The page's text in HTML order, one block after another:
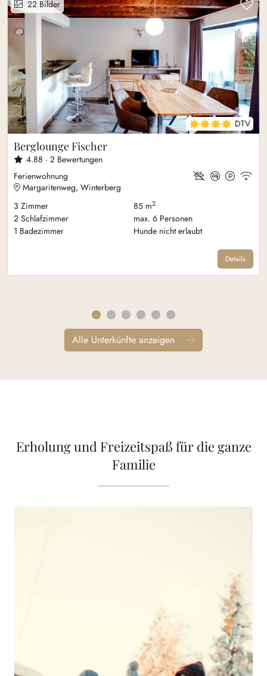
DTV
4 DTV Sterne
22 Bilder
Berglounge Fischer
4.88 · 2 Bewertungen
Ferienwohnung
Margaritenweg, Winterberg
3 Zimmer
2 Schlafzimmer
1 Badezimmer
85 m2
max. 6 Personen
Hunde nicht erlaubt
Details
Alle Unterkünfte anzeigen
Erholung und Freizeitspaß für die ganze
Familie